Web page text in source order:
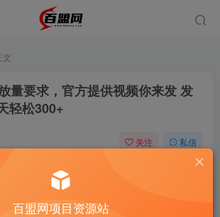
文
量要求，官方提供视频你来发 发
轻松300+
关注 私信
百盟网项目资源站